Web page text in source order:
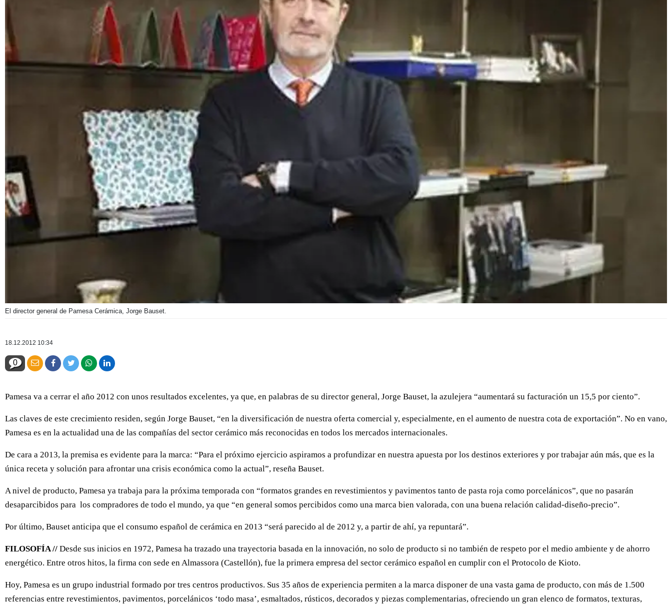
El director general de Pamesa Cerámica, Jorge Bauset.
18.12.2012 10:34
0
Pamesa va a cerrar el año 2012 con unos resultados excelentes, ya que, en palabras de su director general, Jorge Bauset, la azulejera “aumentará su facturación un 15,5 por ciento”.
Las claves de este crecimiento residen, según Jorge Bauset, “en la diversificación de nuestra oferta comercial y, especialmente, en el aumento de nuestra cota de exportación”. No en vano,
Pamesa es en la actualidad una de las compañías del sector cerámico más reconocidas en todos los mercados internacionales.
De cara a 2013, la premisa es evidente para la marca: “Para el próximo ejercicio aspiramos a profundizar en nuestra apuesta por los destinos exteriores y por trabajar aún más, que es la
única receta y solución para afrontar una crisis económica como la actual”, reseña Bauset.
A nivel de producto, Pamesa ya trabaja para la próxima temporada con “formatos grandes en revestimientos y pavimentos tanto de pasta roja como porcelánicos”, que no pasarán
desaparcibidos para los compradores de todo el mundo, ya que “en general somos percibidos como una marca bien valorada, con una buena relación calidad-diseño-precio”.
Por último, Bauset anticipa que el consumo español de cerámica en 2013 “será parecido al de 2012 y, a partir de ahí, ya repuntará”.
FILOSOFÍA // Desde sus inicios en 1972, Pamesa ha trazado una trayectoria basada en la innovación, no solo de producto si no también de respeto por el medio ambiente y de ahorro
energético. Entre otros hitos, la firma con sede en Almassora (Castellón), fue la primera empresa del sector cerámico español en cumplir con el Protocolo de Kioto.
Hoy, Pamesa es un grupo industrial formado por tres centros productivos. Sus 35 años de experiencia permiten a la marca disponer de una vasta gama de producto, con más de 1.500
referencias entre revestimientos, pavimentos, porcelánicos ‘todo masa’, esmaltados, rústicos, decorados y piezas complementarias, ofreciendo un gran elenco de formatos, texturas,